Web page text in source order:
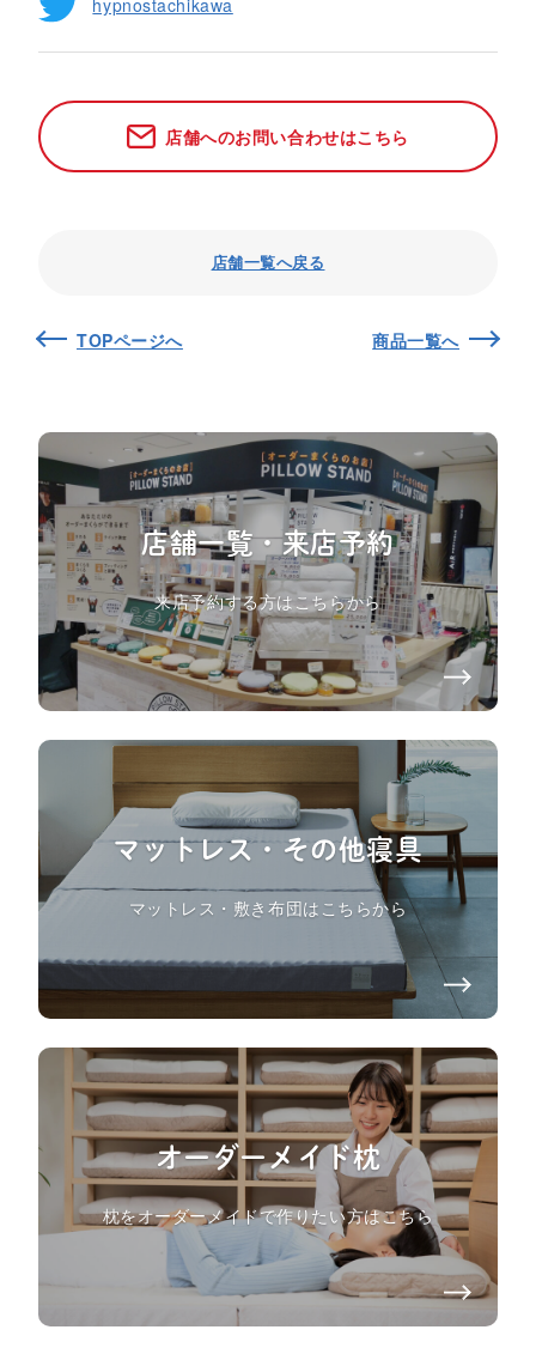
hypnostachikawa
店舗へのお問い合わせはこちら
店舗一覧へ戻る
TOPページへ 商品一覧へ
店舗一覧・来店予約
来店予約する方はこちらから
マットレス・その他寝具
マットレス・敷き布団はこちらから
オーダーメイド枕
枕をオーダーメイドで作りたい方はこちら